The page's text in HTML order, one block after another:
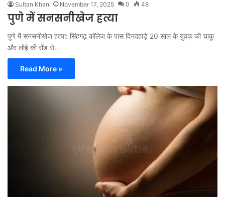
Sultan Khan November 17, 2025 0 48
पुणे में सनसनीखेज हत्या
पुणे में सनसनीखेज हत्या: सिंहगढ़ कॉलेज के पास दिनदहाड़े 20 साल के युवक की चाकू
और लोहे की रॉड से…
Read More »